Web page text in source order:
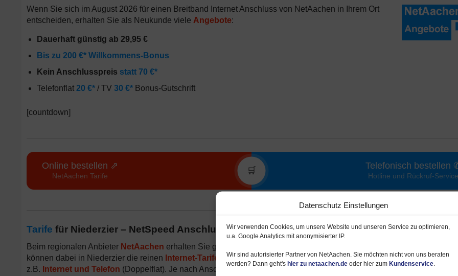
Datenschutz Einstellungen
Wir verwenden Cookies, um unsere Website und unseren Service zu optimieren,
u.a. Google Analytics mit anonymisierter IP.
Wir sind autorisierter Partner von NetAachen. Sie möchten nicht von uns beraten
werden? Dann geht's hier zu netaachen.de oder hier zum Kundenservice
Wenn Sie sich im August 2026 für einen Breitband Internet Anschluss von NetAachen in Ihrem Ort
entscheiden, erhalten Sie als Neukunde viele Angebote:
Dauerhaft günstig ab 29,95 €
Bis zu 200 €* Willkommens-Bonus
Kein Anschlusspreis statt 70 €*
Telefonflat 20 €* / TV 30 €* Bonus-Gutschrift
[countdown]
Online bestellen ⇗
NetAachen Tarife
🛒 Telefonisch bestellen
Hotline und Rückruf-Service
Tarife für Niederzier – NetSpeed Anschluss von NetAachen (Glasfaser, Kabel, DSL)
Beim regionalen Anbieter NetAachen erhalten Sie günstige
können dabei in Niederzier die reinen Internet-Tarife
erhalten oder wählen ein günstiges Kombipaket
z.B. Internet und Telefon (Doppelflat). Je nach Anschrift wird das schnelle Surfen über Glasfaser,